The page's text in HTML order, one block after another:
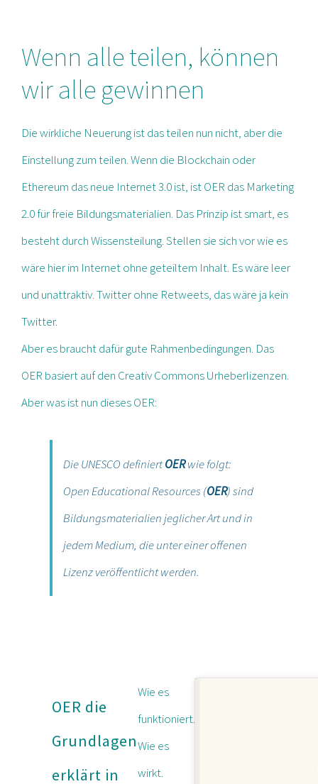
Wenn alle teilen, können
wir alle gewinnen
Diewirkliche Neuerung ist das teilen nun nicht, aber die
Einstellung zum teilen. Wenn die Blockchain oder
Ethereum das neue Internet 3.0 ist, ist OER das Marketing
2.0 für freie Bildungsmaterialien. Das Prinzip ist smart, es
besteht durch Wissensteilung. Stellen sie sich vor wie es
wäre hier im Internet ohne geteiltem Inhalt. Es wäre leer
und unattraktiv. Twitter ohne Retweets, das wäre ja kein
Twitter.
Aber es braucht dafür gute Rahmenbedingungen. Das
OER basiert auf den Creativ Commons Urheberlizenzen.
Aber was ist nun dieses OER:
Die UNESCO definiertOERwie folgt:
Open Educational Resources (OER) sind
Bildungsmaterialien jeglicher Art und in
jedem Medium, die unter einer offenen
Lizenz veröffentlicht werden.
OER die
Grundlagen
erklärt in
Wie es
funktioniert.
Wie es
wirkt.